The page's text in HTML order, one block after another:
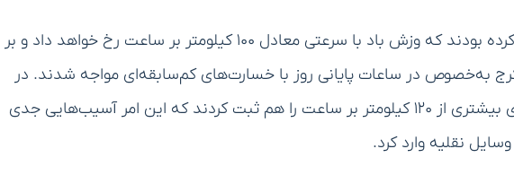
کارشناسان هواشناسی پیش‌بینی کرده بودند که وزش باد با سرعتی معادل ۱۰۰ کیلومتر بر ساعت رخ خواهد داد و بر
به‌خصوص در ساعات پایانی روز با خسارت‌های کم‌سابقه‌ای مواجه شدند. در
برخی نقاط، بادهای قوی سرعت‌های بیشتری از ۱۲۰ کیلومتر بر ساعت را هم ثبت کردند که این امر آسیب‌هایی جدی
نقلیه وارد کرد.